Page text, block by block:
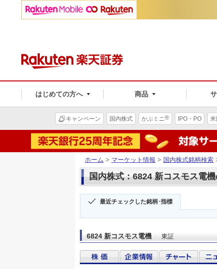
はじめての方へ 商品
キャンペーン 国内株式 かぶミニ® IPO・PO
ホーム > マーケット情報 > 国内株式銘柄検索
国内株式：6824 新コスモス電
最近チェックした銘柄･指標
6824 新コスモス電機 東証